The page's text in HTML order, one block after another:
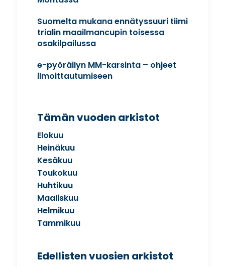
Suomelta mukana ennätyssuuri tiimi
trialin maailmancupin toisessa
osakilpailussa
e-pyöräilyn MM-karsinta – ohjeet
ilmoittautumiseen
Tämän vuoden arkistot
Elokuu
Heinäkuu
Kesäkuu
Toukokuu
Huhtikuu
Maaliskuu
Helmikuu
Tammikuu
Edellisten vuosien arkistot